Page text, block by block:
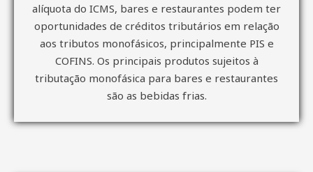
alíquota do ICMS, bares e restaurantes podem ter
oportunidades de créditos tributários em relação
aos tributos monofásicos, principalmente PIS e
COFINS. Os principais produtos sujeitos à
tributação monofásica para bares e restaurantes
são as bebidas frias.